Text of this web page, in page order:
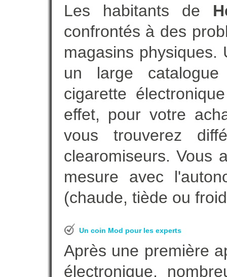
Les habitants de
confrontés à des
magasins
un large catalogue
cigarette
effet, pour votre
vous trouverez
clearomiseurs. Vous
mesure avec
(chaude, tiède ou
Un coin Mod pour les experts
Après une première
électronique,